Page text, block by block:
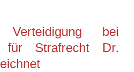
bei
für Strafrecht Dr.